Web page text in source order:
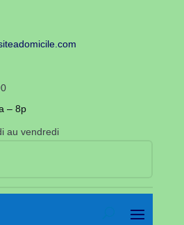
– 8p
au vendredi